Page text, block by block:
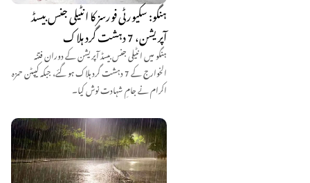
ہنگو: سکیورٹی فورسز کا انٹیلی جنس بیسڈ
آپریشن، 7 دہشت گرد ہلاک
ہنگو میں انٹیلی جنس بیسڈ آپریشن کے دوران فتنہ
الخوارج کے 7 دہشت گرد ہلاک ہو گئے، جبکہ کیپٹن حمزہ
اکرام نے جامِ شہادت نوش کیا۔